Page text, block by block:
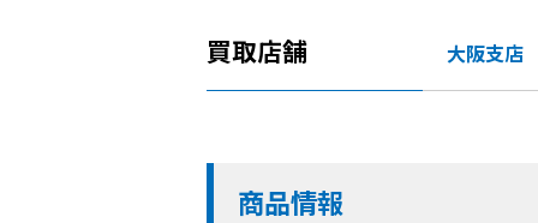
買取店舗 大阪支店
商品情報